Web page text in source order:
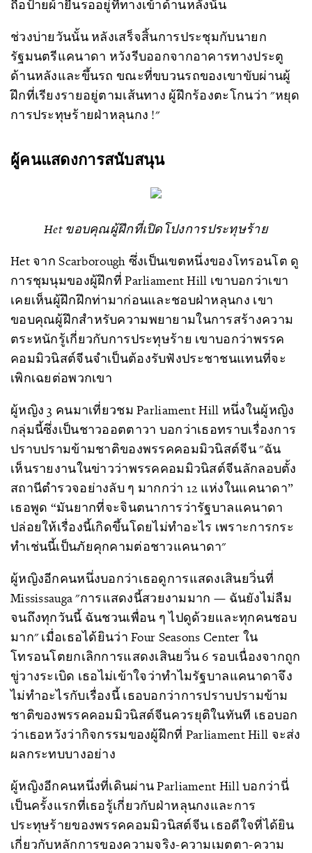
ถือป้ายผ้ายืนรออยู่ที่ทางเข้าด้านหลังนั้น
ช่วงบ่ายวันนั้น หลังเสร็จสิ้นการประชุมกับนายก
รัฐมนตรีแคนาดา หวังรีบออกจากอาคารทางประตู
ด้านหลังและขึ้นรถ ขณะที่ขบวนรถของเขาขับผ่านผู้
ฝึกที่เรียงรายอยู่ตามเส้นทาง ผู้ฝึกร้องตะโกนว่า "หยุด
การประทุษร้ายฝ่าหลุนกง !"
ผู้คนแสดงการสนับสนุน
Het ขอบคุณผู้ฝึกที่เปิดโปงการประทุษร้าย
Het จาก Scarborough ซึ่งเป็นเขตหนึ่งของโทรอนโต ดู
การชุมนุมของผู้ฝึกที่ Parliament Hill เขาบอกว่าเขา
เคยเห็นผู้ฝึกฝึกท่ามาก่อนและชอบฝ่าหลุนกง เขา
ขอบคุณผู้ฝึกสำหรับความพยายามในการสร้างความ
ตระหนักรู้เกี่ยวกับการประทุษร้าย เขาบอกว่าพรรค
คอมมิวนิสต์จีนจำเป็นต้องรับฟังประชาชนแทนที่จะ
เพิกเฉยต่อพวกเขา
ผู้หญิง 3 คนมาเที่ยวชม Parliament Hill หนึ่งในผู้หญิง
กลุ่มนี้ซึ่งเป็นชาวออตตาวา บอกว่าเธอทราบเรื่องการ
ปราบปรามข้ามชาติของพรรคคอมมิวนิสต์จีน "ฉัน
เห็นรายงานในข่าวว่าพรรคคอมมิวนิสต์จีนลักลอบตั้ง
สถานีตำรวจอย่างลับ ๆ มากกว่า 12 แห่งในแคนาดา”
เธอพูด “มันยากที่จะจินตนาการว่ารัฐบาลแคนาดา
ปล่อยให้เรื่องนี้เกิดขึ้นโดยไม่ทำอะไร เพราะการกระ
ทำเช่นนี้เป็นภัยคุกคามต่อชาวแคนาดา"
ผู้หญิงอีกคนหนึ่งบอกว่าเธอดูการแสดงเสินยวิ่นที่
Mississauga "การแสดงนี้สวยงามมาก — ฉันยังไม่ลืม
จนถึงทุกวันนี้ ฉันชวนเพื่อน ๆ ไปดูด้วยและทุกคนชอบ
มาก" เมื่อเธอได้ยินว่า Four Seasons Center ใน
โทรอนโตยกเลิกการแสดงเสินยวิ่น 6 รอบเนื่องจากถูก
ขู่วางระเบิด เธอไม่เข้าใจว่าทำไมรัฐบาลแคนาดาจึง
ไม่ทำอะไรกับเรื่องนี้ เธอบอกว่าการปราบปรามข้าม
ชาติของพรรคคอมมิวนิสต์จีนควรยุติในทันที เธอบอก
ว่าเธอหวังว่ากิจกรรมของผู้ฝึกที่ Parliament Hill จะส่ง
ผลกระทบบางอย่าง
ผู้หญิงอีกคนหนึ่งที่เดินผ่าน Parliament Hill บอกว่านี่
เป็นครั้งแรกที่เธอรู้เกี่ยวกับฝ่าหลุนกงและการ
ประทุษร้ายของพรรคคอมมิวนิสต์จีน เธอดีใจที่ได้ยิน
เกี่ยวกับหลักการของความจริง-ความเมตตา-ความ